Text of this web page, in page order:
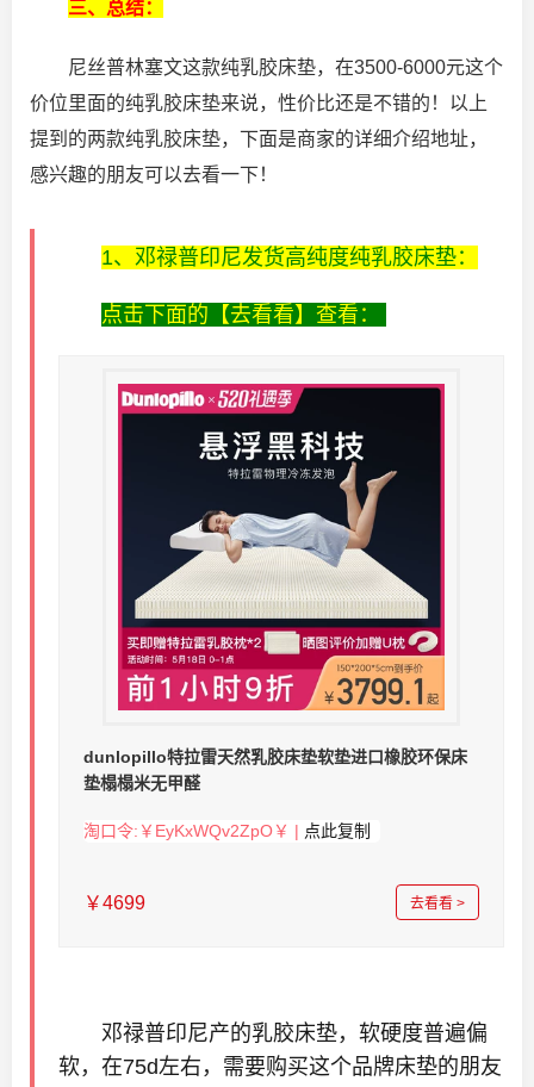
三、总结：
尼丝普林塞文这款纯乳胶床垫，在3500-6000元这个
价位里面的纯乳胶床垫来说，性价比还是不错的！以上
提到的两款纯乳胶床垫，下面是商家的详细介绍地址，
感兴趣的朋友可以去看一下！
1、邓禄普印尼发货高纯度纯乳胶床垫：
点击下面的【去看看】查看：
dunlopillo特拉雷天然乳胶床垫软垫进口橡胶环保床
垫榻榻米无甲醛
淘口令:￥EyKxWQv2ZpO￥ | 点此复制
￥4699 去看看 >
邓禄普印尼产的乳胶床垫，软硬度普遍偏
软，在75d左右，需要购买这个品牌床垫的朋友